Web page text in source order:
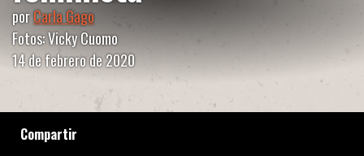
Compartir
porCarla Gago
Fotos: Vicky Cuomo
14 de febrero de 2020